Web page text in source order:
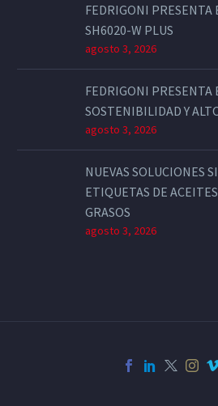
FEDRIGONI PRESENTA
SH6020-W PLUS
agosto 3, 2026
FEDRIGONI PRESENTA
SOSTENIBILIDAD Y
agosto 3, 2026
NUEVAS SOLUCIONES
ETIQUETAS DE
GRASOS
agosto 3, 2026